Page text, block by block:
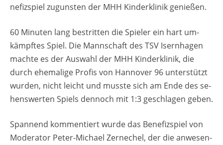
ne­fiz­spiel zu­guns­ten der MHH Kin­der­kli­nik ge­nie­ßen.
60 Mi­nu­ten lang be­strit­ten die Spie­ler ein hart um­
kämpf­tes Spiel. Die Mann­schaft des TSV Isern­ha­gen
mach­te es der Aus­wahl der MHH Kin­der­kli­nik, die
durch ehe­ma­li­ge Pro­fis von Han­no­ver 96 un­ter­stützt
wur­den, nicht leicht und muss­te sich am Ende des se­
hens­wer­ten Spiels den­noch mit 1:3 ge­schla­gen geben.
Span­nend kom­men­tiert wurde das Be­ne­fiz­spiel von
Mo­de­ra­tor Peter-Mi­cha­el Zerne­chel, der die an­we­sen­